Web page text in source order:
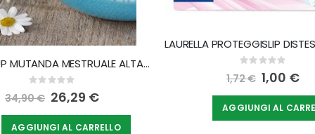
MOONCUP MUTANDA MESTRUALE ALTA M
Rating:
0%
34,90 € Special
Price
26,29 €
AGGIUNGI AL CARRELLO
Rating:
0%
1,72 € Special
Price
1,00 €
AGGIUNGI AL